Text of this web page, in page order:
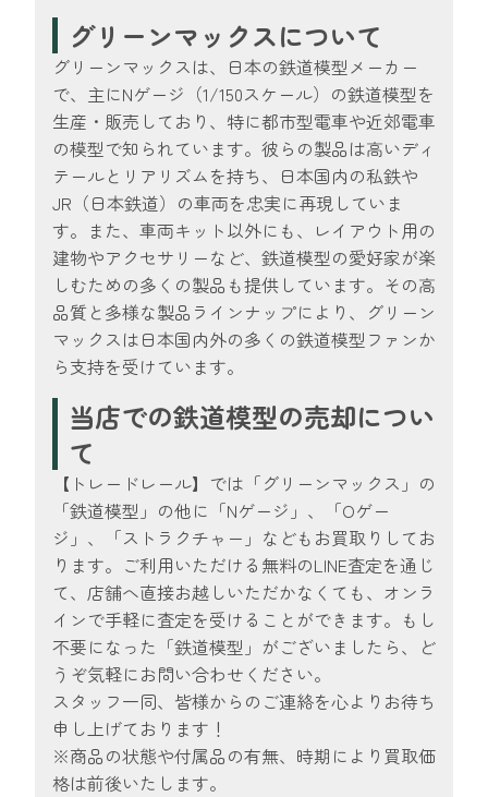
グリーンマックスについて
グリーンマックスは、日本の鉄道模型メーカー
で、主にNゲージ（1/150スケール）の鉄道模型を
生産・販売しており、特に都市型電車や近郊電車
の模型で知られています。彼らの製品は高いディ
テールとリアリズムを持ち、日本国内の私鉄や
JR（日本鉄道）の車両を忠実に再現していま
す。また、車両キット以外にも、レイアウト用の
建物やアクセサリーなど、鉄道模型の愛好家が楽
しむための多くの製品も提供しています。その高
品質と多様な製品ラインナップにより、グリーン
マックスは日本国内外の多くの鉄道模型ファンか
ら支持を受けています。
当店での鉄道模型の売却につい
て
【トレードレール】では「グリーンマックス」の
「鉄道模型」の他に「Nゲージ」、「Oゲー
ジ」、「ストラクチャー」などもお買取りしてお
ります。ご利用いただける無料のLINE査定を通じ
て、店舗へ直接お越しいただかなくても、オンラ
インで手軽に査定を受けることができます。もし
不要になった「鉄道模型」がございましたら、ど
うぞ気軽にお問い合わせください。
スタッフ一同、皆様からのご連絡を心よりお待ち
申し上げております！
※商品の状態や付属品の有無、時期により買取価
格は前後いたします。